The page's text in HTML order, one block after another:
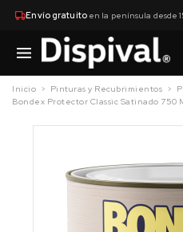
Envío gratuitoen la península desde
Inicio Pinturas y Recubrimientos
Bondex Protector Classic Satinado 750